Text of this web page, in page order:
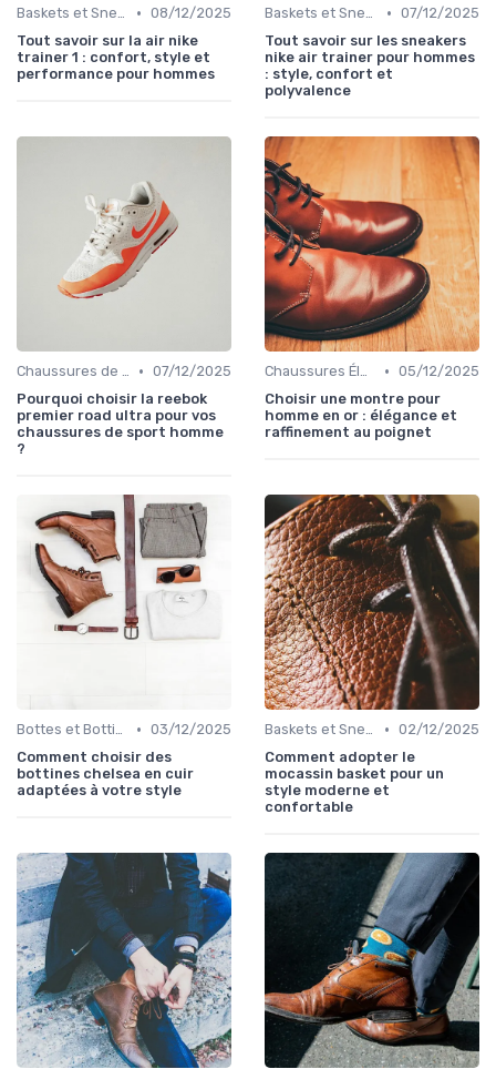
Baskets et Sneakers • 08/12/2025
Tout savoir sur la air nike
trainer 1 : confort, style et
performance pour hommes
Baskets et Sneakers • 07/12/2025
Tout savoir sur les sneakers
nike air trainer pour hommes
: style, confort et
polyvalence
Chaussures de Sport • 07/12/2025
Pourquoi choisir la reebok
premier road ultra pour vos
chaussures de sport homme
?
Chaussures Élégantes et de Cérémonie • 05/12/2025
Choisir une montre pour
homme en or : élégance et
raffinement au poignet
Bottes et Bottines • 03/12/2025
Comment choisir des
bottines chelsea en cuir
adaptées à votre style
Baskets et Sneakers • 02/12/2025
Comment adopter le
mocassin basket pour un
style moderne et
confortable